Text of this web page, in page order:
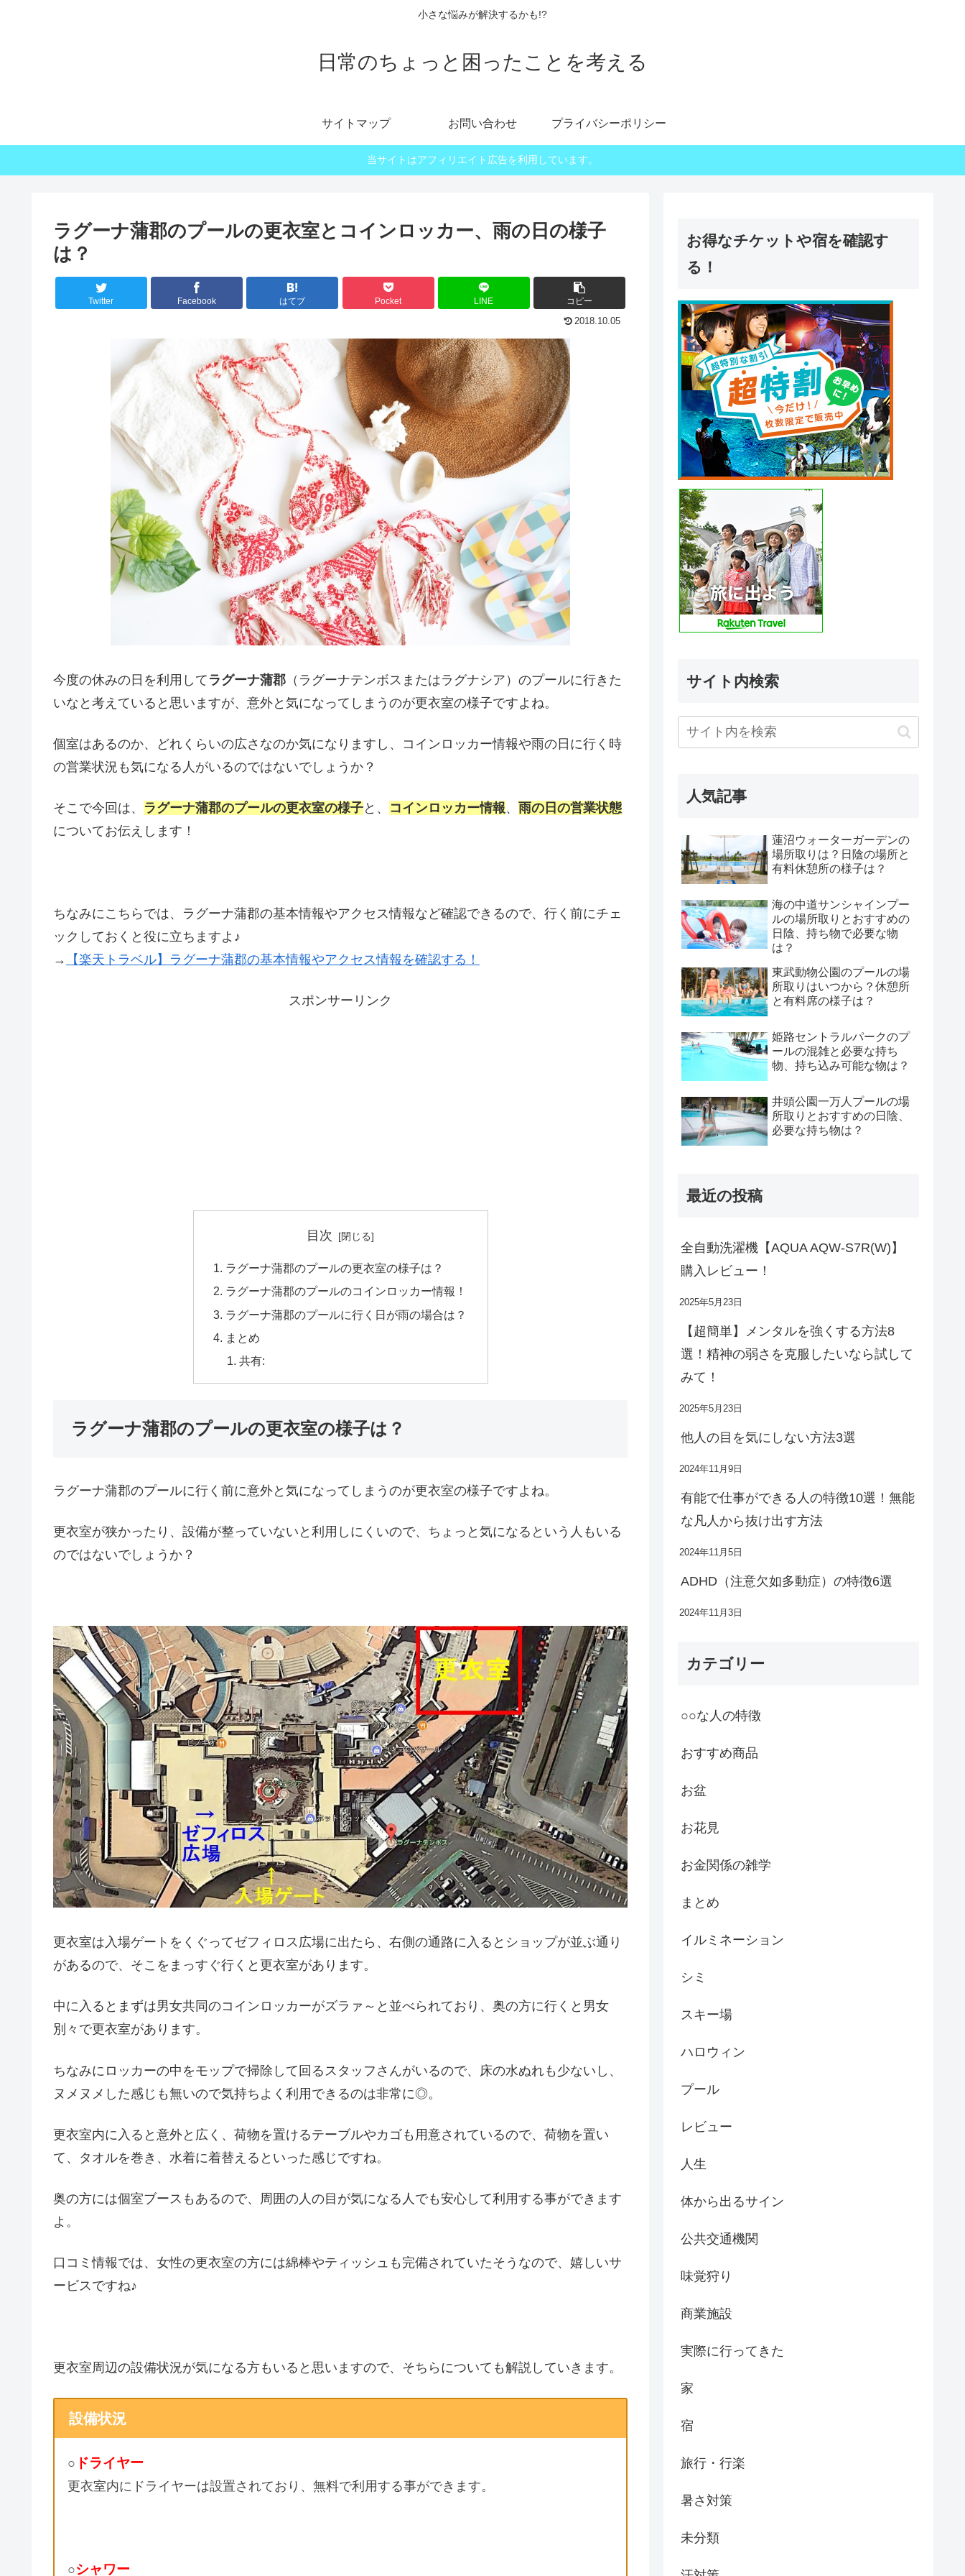
小さな悩みが解決するかも!?
日常のちょっと困ったことを考える
サイトマップ お問い合わせ プライバシーポリシー
当サイトはアフィリエイト広告を利用しています。
ラグーナ蒲郡のプールの更衣室とコインロッカー、雨の日の様子
は？
Twitter Facebook はてブ Pocket LINE コピー
2018.10.05
今度の休みの日を利用して ラグーナ蒲郡 （ラグーナテンボスまたはラグナシア）のプールに行きた
いなと考えていると思いますが、意外と気になってしまうのが更衣室の様子ですよね。
個室はあるのか、どれくらいの広さなのか気になりますし、コインロッカー情報や雨の日に行く時
の営業状況も気になる人がいるのではないでしょうか？
そこで今回は、 ラグーナ蒲郡のプールの更衣室の様子と、 コインロッカー情報、 雨の日の営業状態
についてお伝えします！
ちなみにこちらでは、ラグーナ蒲郡の基本情報やアクセス情報など確認できるので、行く前にチェ
ックしておくと役に立ちますよ♪
→
【楽天トラベル】ラグーナ蒲郡の基本情報やアクセス情報を確認する！
スポンサーリンク
目次
ラグーナ蒲郡のプールの更衣室の様子は？
ラグーナ蒲郡のプールのコインロッカー情報！
ラグーナ蒲郡のプールに行く日が雨の場合は？
まとめ
共有:
ラグーナ蒲郡のプールの更衣室の様子は？
ラグーナ蒲郡のプールに行く前に意外と気になってしまうのが更衣室の様子ですよね。
更衣室が狭かったり、設備が整っていないと利用しにくいので、ちょっと気になるという人もいる
のではないでしょうか？
更衣室は入場ゲートをくぐってゼフィロス広場に出たら、右側の通路に入るとショップが並ぶ通り
があるので、そこをまっすぐ行くと更衣室があります。
中に入るとまずは男女共同のコインロッカーがズラァ～と並べられており、奥の方に行くと男女
別々で更衣室があります。
ちなみにロッカーの中をモップで掃除して回るスタッフさんがいるので、床の水ぬれも少ないし、
ヌメヌメした感じも無いので気持ちよく利用できるのは非常に◎。
更衣室内に入ると意外と広く、荷物を置けるテーブルやカゴも用意されているので、荷物を置い
て、タオルを巻き、水着に着替えるといった感じですね。
奥の方には個室ブースもあるので、周囲の人の目が気になる人でも安心して利用する事ができます
よ。
口コミ情報では、女性の更衣室の方には綿棒やティッシュも完備されていたそうなので、嬉しいサ
ービスですね♪
更衣室周辺の設備状況が気になる方もいると思いますので、そちらについても解説していきます。
設備状況
○ ドライヤー
更衣室内にドライヤーは設置されており、無料で利用する事ができます。
○シャワー
お得なチケットや宿を確認す
る！
サイト内検索
人気記事
蓮沼ウォーターガーデンの
場所取りは？日陰の場所と
有料休憩所の様子は？
海の中道サンシャインプー
ルの場所取りとおすすめの
日陰、持ち物で必要な物
は？
東武動物公園のプールの場
所取りはいつから？休憩所
と有料席の様子は？
姫路セントラルパークのプ
ールの混雑と必要な持ち
物、持ち込み可能な物は？
井頭公園一万人プールの場
所取りとおすすめの日陰、
必要な持ち物は？
最近の投稿
全自動洗濯機【AQUA AQW-S7R(W)】
購入レビュー！
2025年5月23日
【超簡単】メンタルを強くする方法8
選！精神の弱さを克服したいなら試して
みて！
2025年5月23日
他人の目を気にしない方法3選
2024年11月9日
有能で仕事ができる人の特徴10選！無能
な凡人から抜け出す方法
2024年11月5日
ADHD（注意欠如多動症）の特徴6選
2024年11月3日
カテゴリー
○○な人の特徴
おすすめ商品
お盆
お花見
お金関係の雑学
まとめ
イルミネーション
シミ
スキー場
ハロウィン
プール
レビュー
人生
体から出るサイン
公共交通機関
味覚狩り
商業施設
実際に行ってきた
家
宿
旅行・行楽
暑さ対策
未分類